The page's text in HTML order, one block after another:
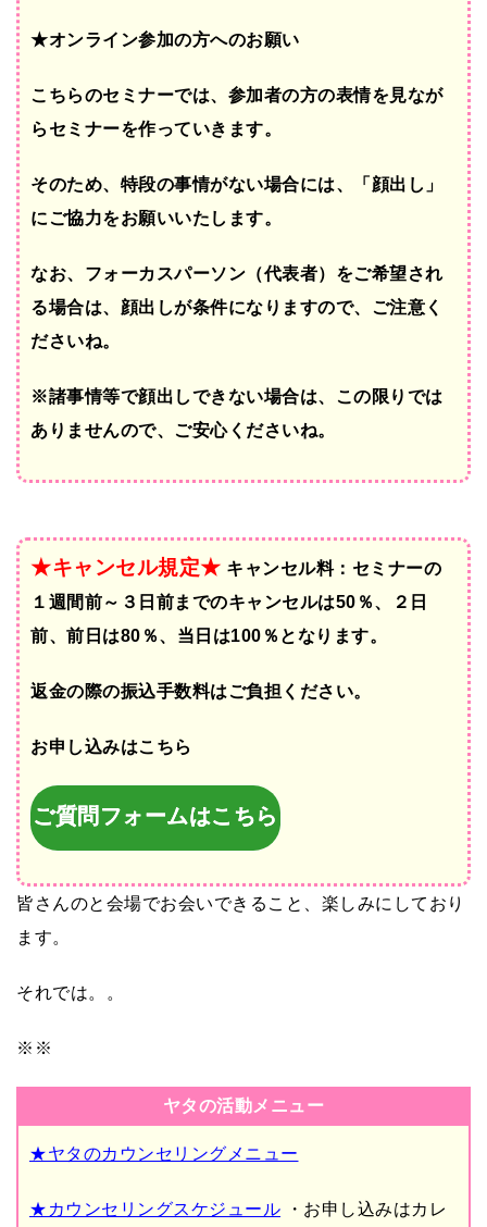
★オンライン参加の方へのお願い
こちらのセミナーでは、参加者の方の表情を見なが
らセミナーを作っていきます。
そのため、特段の事情がない場合には、「顔出し」
にご協力をお願いいたします。
なお、フォーカスパーソン（代表者）をご希望され
る場合は、顔出しが条件になりますので、ご注意く
ださいね。
※諸事情等で顔出しできない場合は、この限りでは
ありませんので、ご安心くださいね。
★キャンセル規定★ キャンセル料：セミナーの
１週間前～３日前までのキャンセルは50％、２日
前、前日は80％、当日は100％となります。
返金の際の振込手数料はご負担ください。
お申し込みはこちら
ご質問フォームはこちら
皆さんのと会場でお会いできること、楽しみにしており
ます。
それでは。。
※※
ヤタの活動メニュー
★ヤタのカウンセリングメニュー
★カウンセリングスケジュール ・お申し込みはカレ